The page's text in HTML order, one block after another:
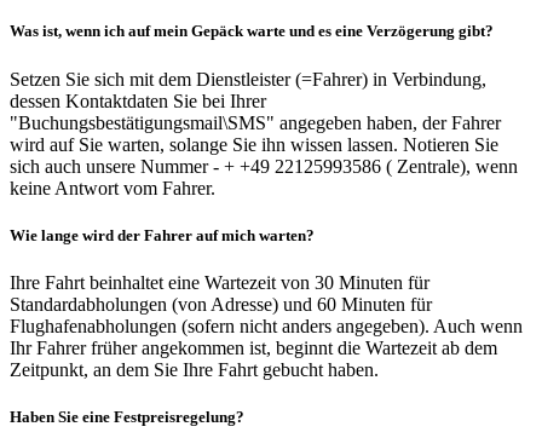
Was ist, wenn ich auf mein Gepäck warte und es eine Verzögerung gibt?
Setzen Sie sich mit dem Dienstleister (=Fahrer) in Verbindung,
dessen Kontaktdaten Sie bei Ihrer
"Buchungsbestätigungsmail\SMS" angegeben haben, der Fahrer
wird auf Sie warten, solange Sie ihn wissen lassen. Notieren Sie
sich auch unsere Nummer - + +49 22125993586 ( Zentrale), wenn
keine Antwort vom Fahrer.
Wie lange wird der Fahrer auf mich warten?
Ihre Fahrt beinhaltet eine Wartezeit von 30 Minuten für
Standardabholungen (von Adresse) und 60 Minuten für
Flughafenabholungen (sofern nicht anders angegeben). Auch wenn
Ihr Fahrer früher angekommen ist, beginnt die Wartezeit ab dem
Zeitpunkt, an dem Sie Ihre Fahrt gebucht haben.
Haben Sie eine Festpreisregelung?